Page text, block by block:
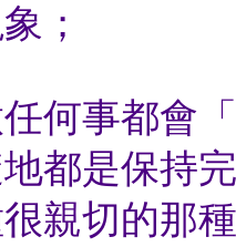
；
何事都會
都是保持
親切的那